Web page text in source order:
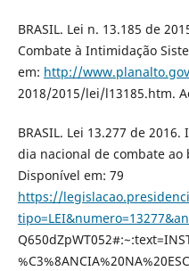
BRASIL. Lei n. 13.185 de
Combate à Intimidação
em: http://
2018/2015/lei/l13185.htm.
BRASIL. Lei 13.277 de
dia nacional de combate ao
Disponível em: 79
https://